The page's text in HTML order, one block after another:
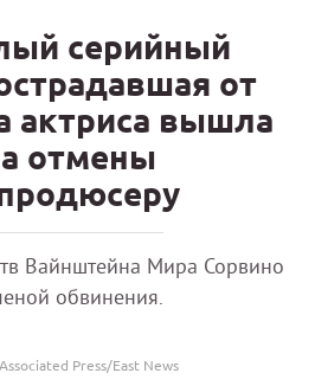
серийный
от
актриса вышла
отмены
Вайнштейна Мира Сорвино
обвинения.
Press/East News